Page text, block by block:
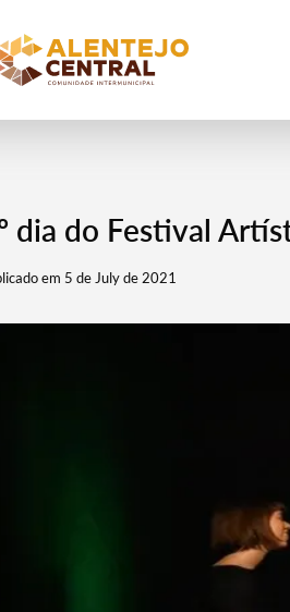
Termo de Pesquisa
dia do Festival
em 5 de July de 2021